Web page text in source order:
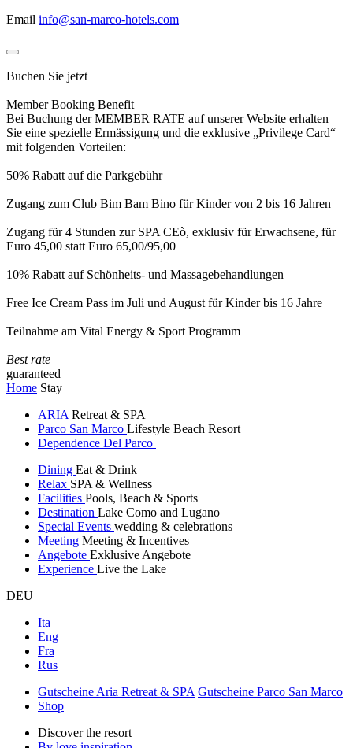
Email info@san-marco-hotels.com
Buchen Sie jetzt
Member Booking Benefit
Bei Buchung der MEMBER RATE auf unserer Website erhalten
Sie eine spezielle Ermässigung und die exklusive „Privilege Card“
mit folgenden Vorteilen:
50% Rabatt auf die Parkgebühr
Zugang zum Club Bim Bam Bino für Kinder von 2 bis 16 Jahren
Zugang für 4 Stunden zur SPA CEò, exklusiv für Erwachsene, für
Euro 45,00 statt Euro 65,00/95,00
10% Rabatt auf Schönheits- und Massagebehandlungen
Free Ice Cream Pass im Juli und August für Kinder bis 16 Jahre
Teilnahme am Vital Energy & Sport Programm
Best rate
guaranteed
Home Stay
ARIA Retreat & SPA
Parco San Marco Lifestyle Beach Resort
Dependence Del Parco
Dining Eat & Drink
Relax SPA & Wellness
Facilities Pools, Beach & Sports
Destination Lake Como and Lugano
Special Events wedding & celebrations
Meeting Meeting & Incentives
Angebote Exklusive Angebote
Experience Live the Lake
DEU
Ita
Eng
Fra
Rus
Gutscheine Aria Retreat & SPA Gutscheine Parco San Marco
Shop
Discover the resort